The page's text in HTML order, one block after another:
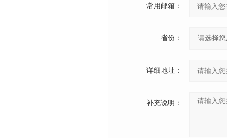
常用邮箱：
省份：
详细地址：
补充说明：